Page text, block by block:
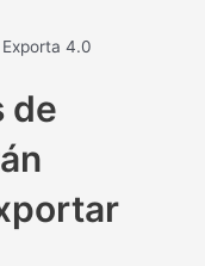
4.0
de